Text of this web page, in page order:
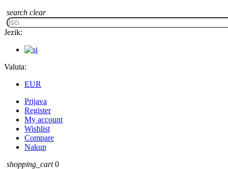
search clear
Jezik:
Valuta:
EUR
Prijava
Register
My account
Wishlist
Compare
Nakup
shopping_cart 0